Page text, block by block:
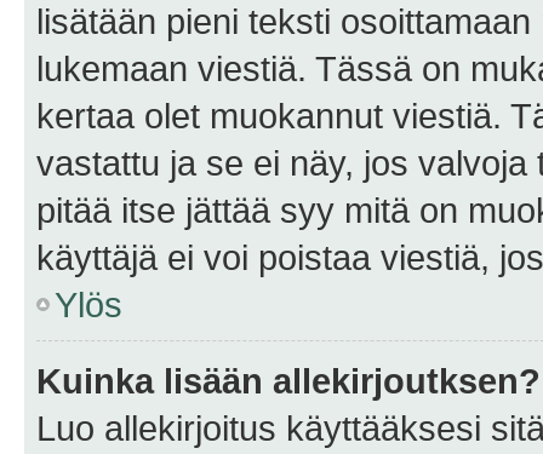
lisätään pieni teksti
lukemaan viestiä. Tässä on
kertaa olet muokannut viestiä.
vastattu ja se ei näy, jos
pitää itse jättää syy mitä on
käyttäjä ei voi poistaa viestiä,
Ylös
Kuinka lisään allekirjoutksen?
Luo allekirjoitus käyttääksesi